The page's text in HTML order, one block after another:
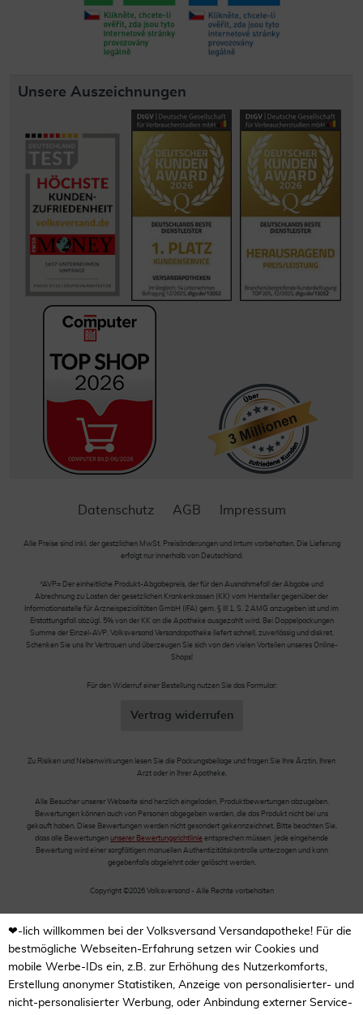
Unsere Auszeichnungen
Datenschutz AGB Impressum
Alle Preise sind inkl. der gestzlichen MwSt. Preisänderungen und Irrtum vorbehalten. Die Lieferung
erfolgt nur innerhalb von Deutschland.
*AVP= Der einheitliche Produkt-Abgabepreis, der für den Ausnahmefall der Abgabe und
Abrechnung zu Lasten der gesetzlichen Krankenkassen (KK) vom Hersteller gegenüber der
Informationsstelle für Arzneispezialitäten GmbH (IFA) gem. § III 1, S. 2 AMG anzugeben ist und im
Erstattungsfall abzügl. 5% von der KK an die Apotheke ausgezahlt wird. Bei Doppelpackungen
Summe der Einzel-AVP. Volksversand Versandapotheke liefert schnell, zuverlässig und diskret.
Schenken Sie uns Ihr Vertrauen und überzeugen Sie sich von den vielen Vorteilen unseres Online-
Shops!
Für den Widerruf einer Bestellung nutzen Sie das Formular:
Vertrag widerrufen
Zu Risiken und Nebenwirkungen lesen Sie die Packungsbeilage und fragen Sie Ihre Ärztin, Ihren
Arzt oder in Ihrer Apotheke.
Alle Besucher unserer Webseite sind herzlich eingeladen, Produktbewertungen abzugeben.
Bewertungen können auch von Personen abgegeben werden, die das Produkt nicht bei uns
gekauft haben. Diese Bewertungen werden nicht gesondert gekennzeichnet. Bitte beachten Sie,
dass alle Bewertungen unserer Bewertungsrichtlinie entsprechen müssen. Jede eingehende
Bewertung wird einer sorgfältigen manuellen Authentizitätskontrolle unterzogen und kann
gegebenfalls abgelehnt oder gelöscht werden.
Copyright ©2026 Volksversand - Alle Rechte vorbehalten
❤-lich willkommen bei der Volksversand Versandapotheke! Für die
bestmögliche Webseiten-Erfahrung setzen wir Cookies und
mobile Werbe-IDs ein, z.B. zur Erhöhung des Nutzerkomforts,
Erstellung anonymer Statistiken, Anzeige von personalisierter- und
nicht-personalisierter Werbung, oder Anbindung externer Service-